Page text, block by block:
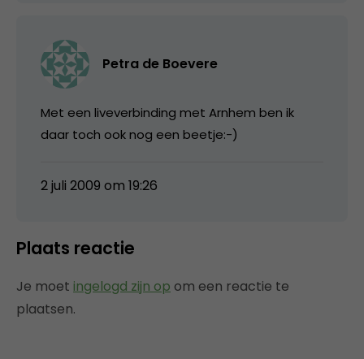
Petra de Boevere
Met een liveverbinding met Arnhem ben ik
daar toch ook nog een beetje:-)
2 juli 2009 om 19:26
Plaats reactie
Je moet ingelogd zijn op om een reactie te
plaatsen.